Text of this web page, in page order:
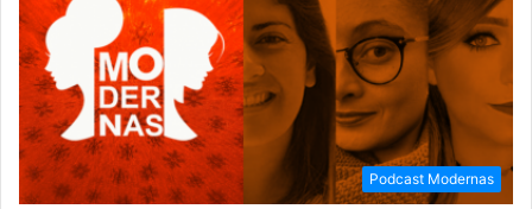
Podcast Modernas